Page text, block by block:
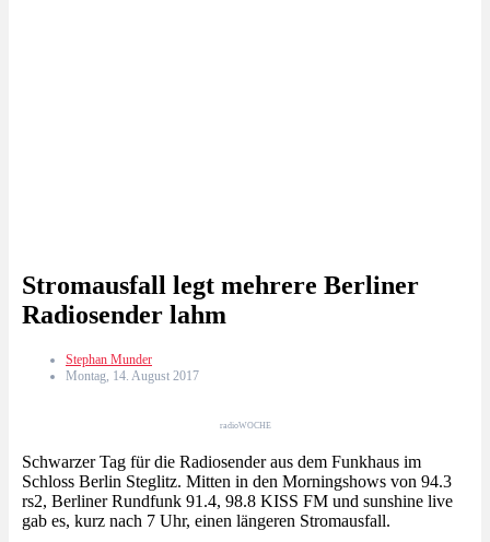
Stromausfall legt mehrere Berliner
Radiosender lahm
Stephan Munder
Montag, 14. August 2017
radioWOCHE
Schwarzer Tag für die Radiosender aus dem Funkhaus im
Schloss Berlin Steglitz. Mitten in den Morningshows von 94.3
rs2, Berliner Rundfunk 91.4, 98.8 KISS FM und sunshine live
gab es, kurz nach 7 Uhr, einen längeren Stromausfall.